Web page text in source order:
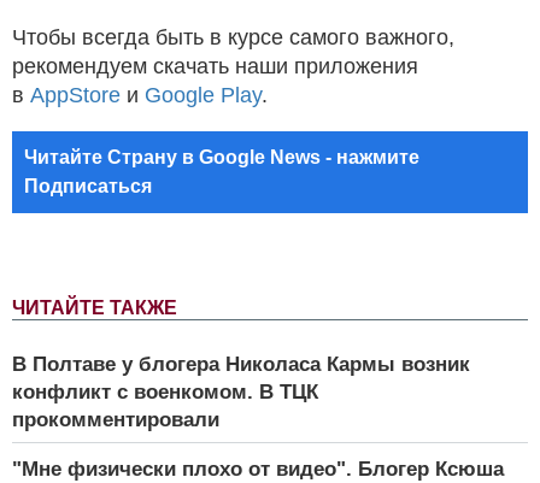
ЧИТАЙТЕ ТАКЖЕ
В Полтаве у блогера Николаса Кармы возник
конфликт с военкомом. В ТЦК
прокомментировали
"Мне физически плохо от видео". Блогер Ксюша
Чтобы всегда быть в курсе самого важного,
рекомендуем скачать наши приложения
в AppStore и Google Play.
Читайте Страну в Google News - нажмите
Подписаться